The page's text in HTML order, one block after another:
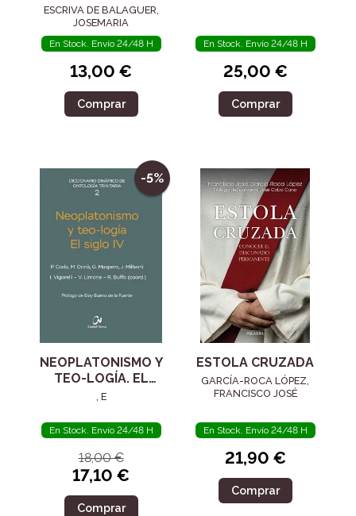
ESCRIVA DE BALAGUER,
JOSEMARIA
En Stock. Envío 24/48 H
13,00 €
Comprar
En Stock. Envío 24/48 H
25,00 €
Comprar
-5%
NEOPLATONISMO Y
TEO-LOGÍA. EL
SIGLO IV
, E
En Stock. Envío 24/48 H
18,00 €
17,10 €
Comprar
ESTOLA CRUZADA
GARCÍA-ROCA LÓPEZ,
FRANCISCO JOSÉ
En Stock. Envío 24/48 H
21,90 €
Comprar